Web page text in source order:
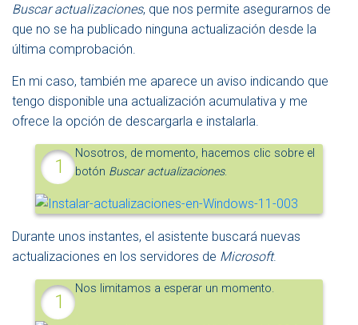
Buscar actualizaciones, que nos permite asegurarnos de
que no se ha publicado ninguna actualización desde la
última comprobación.
En mi caso, también me aparece un aviso indicando que
tengo disponible una actualización acumulativa y me
ofrece la opción de descargarla e instalarla.
Nosotros, de momento, hacemos clic sobre el
botón Buscar actualizaciones.
Durante unos instantes, el asistente buscará nuevas
actualizaciones en los servidores de Microsoft.
Nos limitamos a esperar un momento.